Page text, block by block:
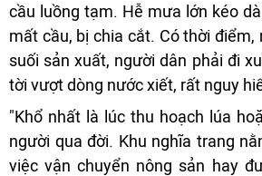
cầu luồng tạm. Hễ mưa lớn kéo
mất cầu, bị chia cắt. Có thời điểm,
suối sản xuất, người dân phải đi
tời vượt dòng nước xiết, rất nguy
"Khổ nhất là lúc thu hoạch lúa
người qua đời. Khu nghĩa trang
việc vận chuyển nông sản hay